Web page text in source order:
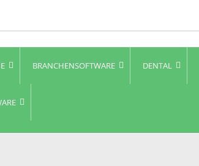
BRANCHENSOFTWARE DENTAL